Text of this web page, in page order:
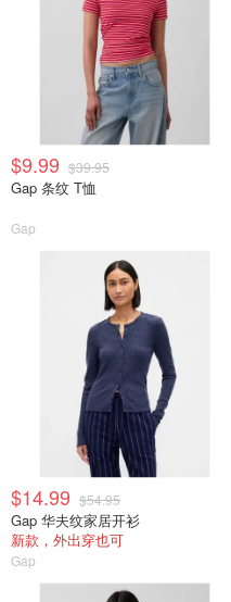
$9.99 $39.95
Gap 条纹 T恤
Gap
$14.99 $54.95
Gap 华夫纹家居开衫
新款，外出穿也可
Gap